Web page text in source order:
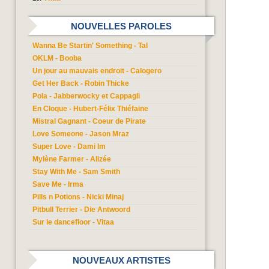
NOUVELLES PAROLES
Wanna Be Startin' Something - Tal
OKLM - Booba
Un jour au mauvais endroit - Calogero
Get Her Back - Robin Thicke
Pola - Jabberwocky et Cappagli
En Cloque - Hubert-Félix Thiéfaine
Mistral Gagnant - Coeur de Pirate
Love Someone - Jason Mraz
Super Love - Dami Im
Mylène Farmer - Alizée
Stay With Me - Sam Smith
Save Me - Irma
Pills n Potions - Nicki Minaj
Pitbull Terrier - Die Antwoord
Sur le dancefloor - Vitaa
NOUVEAUX ARTISTES